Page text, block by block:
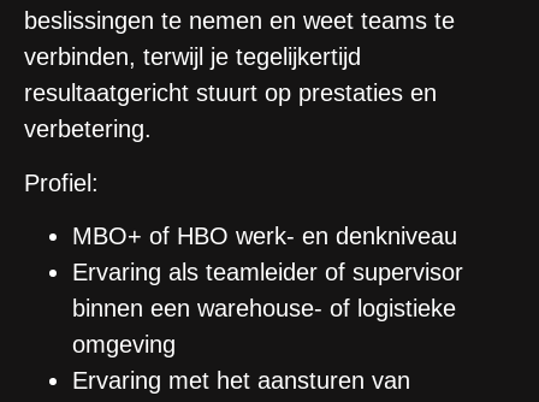
beslissingen te nemen en weet teams te
verbinden, terwijl je tegelijkertijd
resultaatgericht stuurt op prestaties en
verbetering.
Profiel:
MBO+ of HBO werk- en denkniveau
Ervaring als teamleider of supervisor
binnen een warehouse- of logistieke
omgeving
Ervaring met het aansturen van